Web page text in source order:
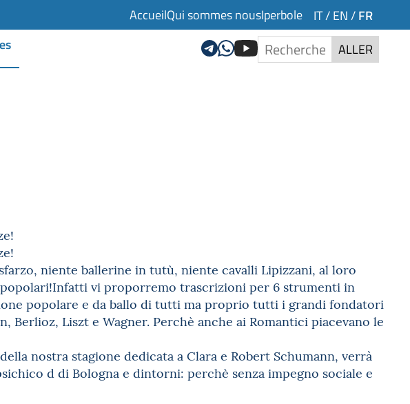
AccueilQui sommes nousIperbole IT/ EN / FR
ALLER
niente ballerine in tutù, niente cavalli Lipizzani, al loro
vi proporremo trascrizioni per 6 strumenti in
popolare e da ballo di tutti ma proprio tutti i grandi fondatori
Berlioz, Liszt e Wagner. Perchè anche ai Romantici piacevano le
nostra stagione dedicata a Clara e Robert Schumann, verrà
d di Bologna e dintorni: perchè senza impegno sociale e